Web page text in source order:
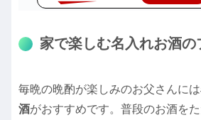
家で楽しむ名入れお酒の
毎晩の晩酌が楽しみのお父さんには
酒がおすすめです。普段のお酒を